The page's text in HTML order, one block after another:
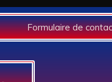
Formulaire de